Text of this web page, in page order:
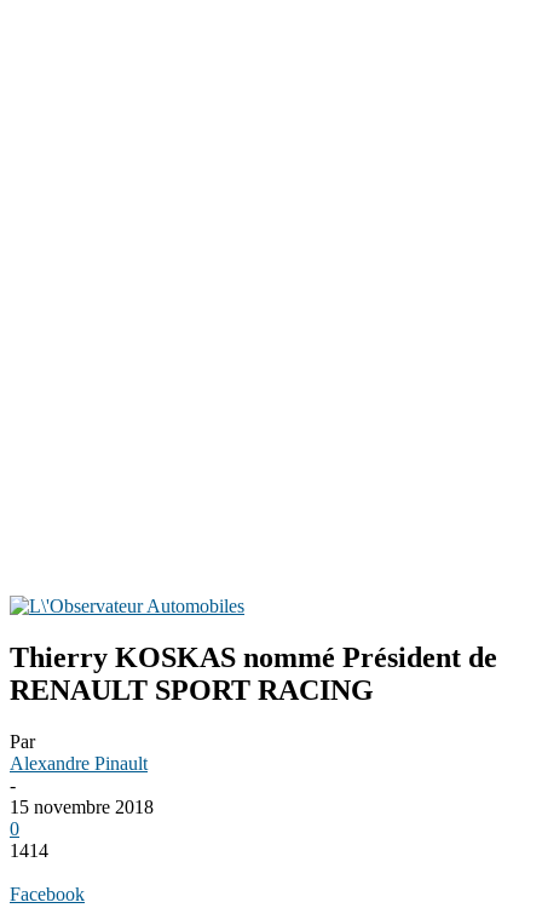
Thierry KOSKAS nommé Président de
RENAULT SPORT RACING
Par
Alexandre Pinault
-
15 novembre 2018
0
1414
Facebook